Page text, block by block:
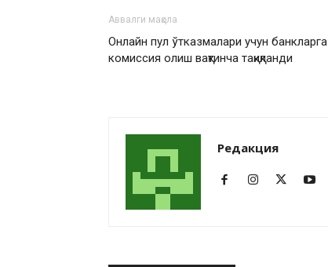
Аввалги мақола
Онлайн пул ўтказмалари учун банкларга
комиссия олиш вақтинча тақиқланди
Редакция